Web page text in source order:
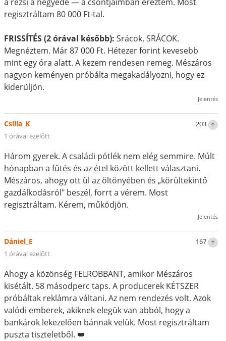
a rezsi a negyede — a csontjaimban éreztem. Most
regisztráltam 80 000 Ft-tal.
FRISSÍTÉS (2 órával később): Srácok. SRÁCOK.
Megnéztem. Már 87 000 Ft. Hétezer forint kevesebb
mint egy óra alatt. A kezem rendesen remeg. Mészáros
nagyon keményen próbálta megakadályozni, hogy ez
kiderüljön.
Jelentés
203
Csilla_K
1 órával ezelőtt
Három gyerek. A családi pótlék nem elég semmire. Múlt
hónapban a fűtés és az étel között kellett választani.
Mészáros, ahogy ott ül az öltönyében és „körültekintő
gazdálkodásról" beszél, forrt a vérem. Most
regisztráltam. Kérem, működjön.
Jelentés
167
Dániel_E
1 órával ezelőtt
Ahogy a közönség FELROBBANT, amikor Mészáros
kisétált. 58 másodperc taps. A producerek KÉTSZER
próbáltak reklámra váltani. Az nem rendezés volt. Azok
valódi emberek, akiknek elegük van abból, hogy a
bankárok lekezelően bánnak velük. Most regisztráltam
puszta tiszteletből. 👑